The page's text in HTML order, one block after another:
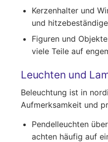
Kerzenhalter und
und
Figuren und
viele Teile auf
Leuchten und
Beleuchtung ist in
Aufmerksamkeit und
Pendelleuchten
achten häufig auf